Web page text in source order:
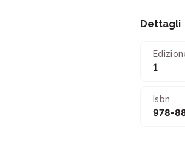
Dettagli
1
Isbn
978-